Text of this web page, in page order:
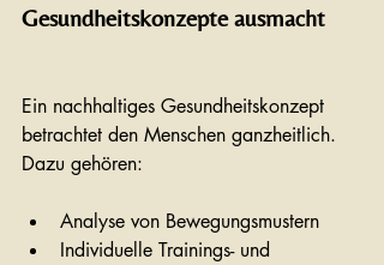
Gesundheitskonzepte ausmacht
Ein nachhaltiges Gesundheitskonzept
betrachtet den Menschen ganzheitlich.
Dazu gehören:
Analyse von Bewegungsmustern
Individuelle Trainings- und